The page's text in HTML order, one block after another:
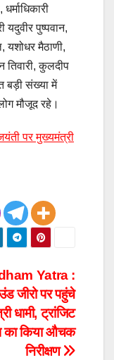
पुष्पवान,
यशोधर मैठाणी,
तिवारी, कुलदीप
बड़ी संख्या में
मौजूद रहे।
पर मुख्यमंत्री
Yatra :
जीरो पर पहुंचे
धामी, ट्रांजिट
का किया औचक
निरीक्षण